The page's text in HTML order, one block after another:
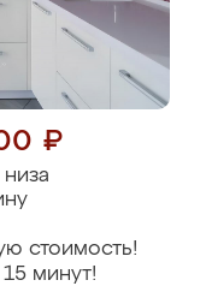
₽
стоимость!
минут!